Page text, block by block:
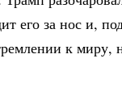
его за нос и,
к миру,